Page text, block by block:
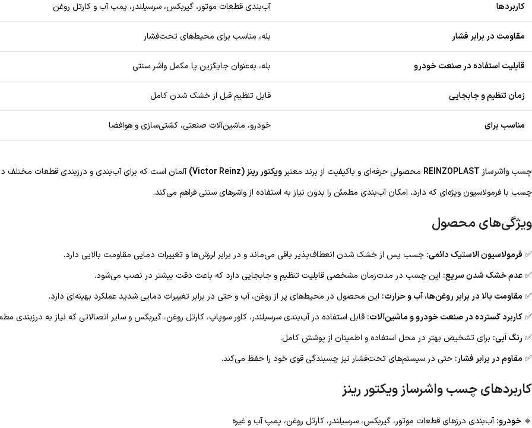
کاربردها آب‌بندی قطعات موتور، گیربکس، سرسیلندر، پمپ آب و کارتل روغن
مقاومت در برابر فشار بله، مناسب برای محیط‌های تحت‌فشار
قابلیت استفاده در صنعت خودرو بله، به‌عنوان جایگزین یا مکمل واشر سنتی
زمان تنظیم و جابجایی قابل تنظیم قبل از خشک شدن کامل
مناسب برای خودرو، ماشین‌آلات صنعتی، کشتی‌سازی و هوافضا
چسب واشرساز محصولی حرفه‌ای و باکیفیت از برند معتبر ویکتور رینز (Victor Reinz)
آلمان است که برای آب‌بندی و درزبندی قطعات مختلف
چسب با فرمولاسیون ویژه‌ای که دارد، امکان آب‌بندی مطمئن را بدون نیاز به استفاده از واشرهای سنتی فراهم می‌کند.
ویژگی‌های محصول
✅ فرمولاسیون الاستیک دائمی: چسب پس از خشک شدن انعطاف‌پذیر باقی می‌ماند و در برابر لرزش‌ها و تغییرات دمایی مقاومت بالایی دارد.
✅عدم خشک شدن سریع: این چسب در مدت‌زمان مشخصی قابلیت تنظیم و جابجایی دارد که باعث دقت بیشتر در نصب می‌شود.
✅مقاومت بالا در برابر روغن‌ها، آب و حرارت: این محصول در محیط‌های پر از روغن، آب و حتی در برابر تغییرات دمایی شدید عملکرد بهینه‌ای دارد.
✅کاربرد گسترده در صنعت خودرو و ماشین‌آلات: قابل استفاده در آب‌بندی سرسیلندر، کاور سوپاپ، کارتل روغن، گیربکس و سایر اتصالاتی که نیاز به درزبندی
✅رنگ آبی: برای تشخیص بهتر در محل استفاده و اطمینان از پوشش کامل.
✅مقاوم در برابر فشار: حتی در سیستم‌های تحت‌فشار نیز چسبندگی قوی خود را حفظ می‌کند.
کاربردهای چسب واشرساز ویکتور رینز
🔹 خودرو:آب‌بندی درزهای قطعات موتور، گیربکس، سرسیلندر، کارتل روغن، پمپ آب و غیره